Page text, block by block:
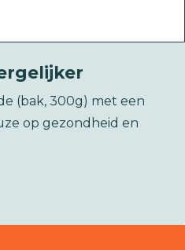
(bak, 300g) met een
op gezondheid en